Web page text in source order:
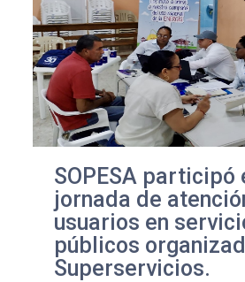
SOPESA participó
jornada de
usuarios en
públicos
Superservicios.